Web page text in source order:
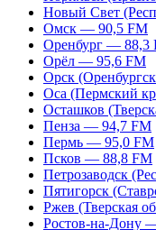
Новый Свет
Омск — 90,5 FM
Оренбург — 88,3
Орёл — 95,6 FM
Орск
Оса (Пермский
Осташков
Пенза — 94,7 FM
Пермь — 95,0 FM
Псков — 88,8 FM
Петрозаводск
Пятигорск
Ржев (Тверская
Ростов-на-Дону